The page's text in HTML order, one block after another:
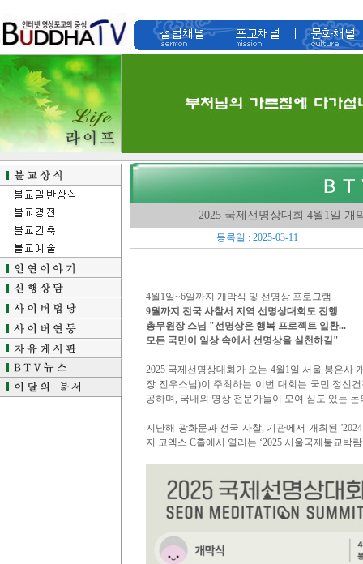
2025 국제선명상대회 4월1일
등록일 : 2025-03-11
4월1일~6일까지 개막식 및 선명상 프로그램
9월까지 전국 사찰서 지역 선명상대회도 진행
총무원장 스님 "선명상은 행복 프로젝트 일환...
모든 국민이 일상 속에서 선명상을 실천하길"
2025 국제선명상대회가 오는 4월1일 서울 봉은사
장 진우스님)이 주최하는 이번 대회는 국민 정신
공하며, 국내외 명상 전문가들이 모여 심도 있는
지난해 광화문과 전국 사찰, 기관에서 개최된
지 코엑스 C홀에서 열리는 ‘2025 서울국제불교박